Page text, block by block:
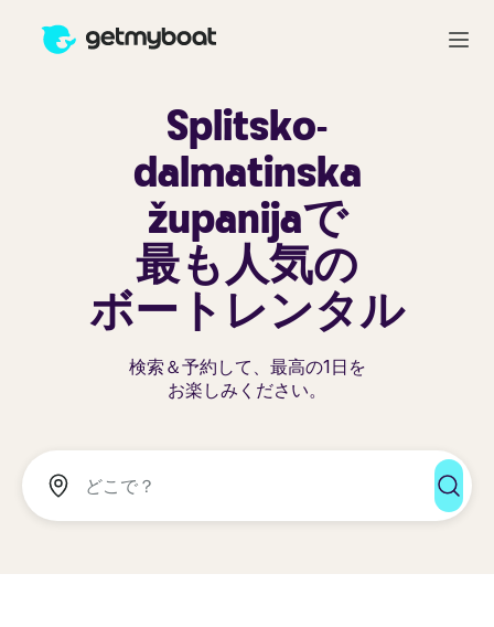
Splitsko-
dalmatinska
županijaで
最も人気の
ボートレンタル
検索＆予約して、最高の1日を
お楽しみください。